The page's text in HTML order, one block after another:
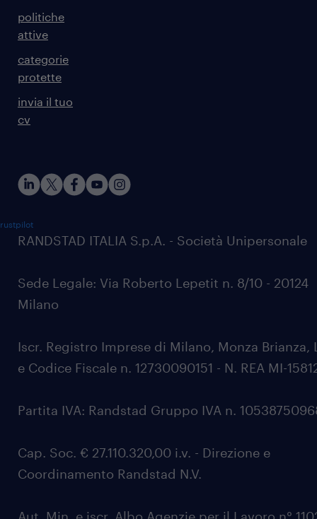
politiche
attive
categorie
protette
invia il tuo
cv
RANDSTAD ITALIA S.p.A. - Società Unipersonale
Sede Legale: Via Roberto Lepetit n. 8/10 - 20124
Milano
Iscr. Registro Imprese di Milano, Monza Brianza,
e Codice Fiscale n. 12730090151 - N. REA MI-
Partita IVA: Randstad Gruppo IVA n.
Cap. Soc. € 27.110.320,00 i.v. - Direzione e
Coordinamento Randstad N.V.